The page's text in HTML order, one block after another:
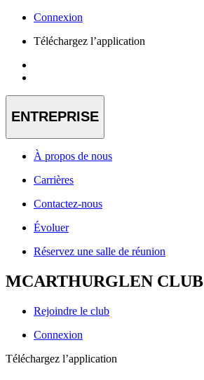
Connexion
Téléchargez l’application
ENTREPRISE
À propos de nous
Carrières
Contactez-nous
Évoluer
Réservez une salle de réunion
MCARTHURGLEN CLUB
Rejoindre le club
Connexion
Téléchargez l’application